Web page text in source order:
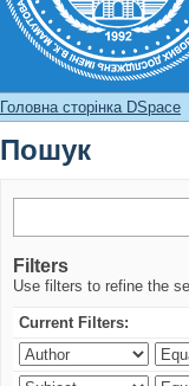
Пошук
Головна сторінка DSpace
Пошук
Filters
Use filters to refine the
Current Filters: